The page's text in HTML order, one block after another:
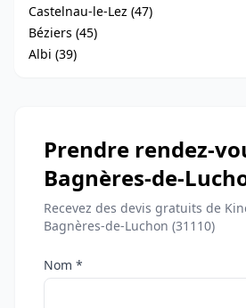
Castelnau-le-Lez (47)
Béziers (45)
Albi (39)
Prendre rendez-
Bagnères-de-
Recevez des devis gratuits de
Bagnères-de-Luchon (31110)
Nom *